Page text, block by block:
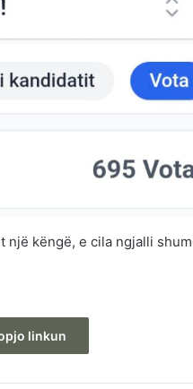
një këngë, e cila ngjalli
linkun